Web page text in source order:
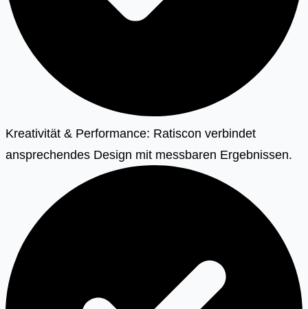
Kreativität & Performance: Ratiscon verbindet
ansprechendes Design mit messbaren Ergebnissen.